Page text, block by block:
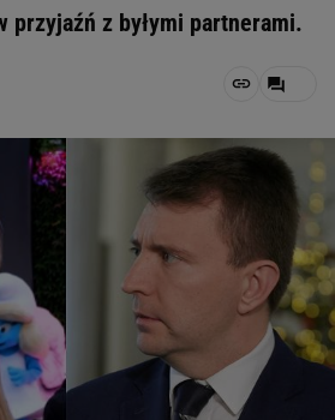
przyjaźń z byłymi partnerami.